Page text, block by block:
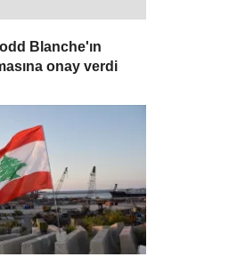
Blanche'ın
onay verdi